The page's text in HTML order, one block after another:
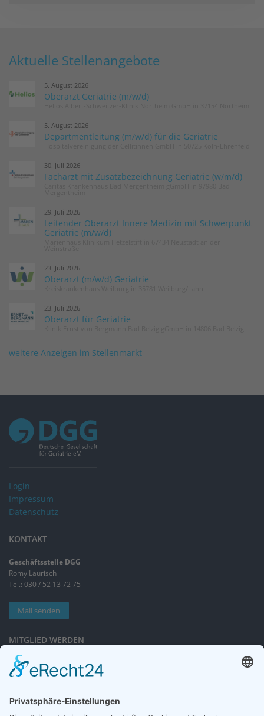
Aktuelle Stellenangebote
5. August 2026
Oberarzt Geriatrie (m/w/d)
5. August 2026
Departmentleitung (m/w/d) für die Geriatrie
30. Juli 2026
Facharzt mit Zusatzbezeichnung Geriatrie (w/m/d)
29. Juli 2026
Leitender Oberarzt Innere Medizin mit Schwerpunkt
Geriatrie (m/w/d)
23. Juli 2026
Oberarzt (m/w/d) Geriatrie
23. Juli 2026
Oberarzt für Geriatrie
weitere Anzeigen im Stellenmarkt
Login
Impressum
Datenschutz
KONTAKT
Geschäftsstelle DGG
Romy Laurisch
Tel.: 030 / 52 13 72 75
Mail senden
MITGLIED WERDEN
Sieben gute Gründe
für Ihre Mitgliedschaft